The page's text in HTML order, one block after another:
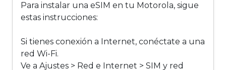
Para instalar una eSIM en tu Motorola, sigue
estas instrucciones:
Si tienes conexión a Internet, conéctate a una
red Wi-Fi.
Ve a Ajustes > Red e Internet > SIM y red